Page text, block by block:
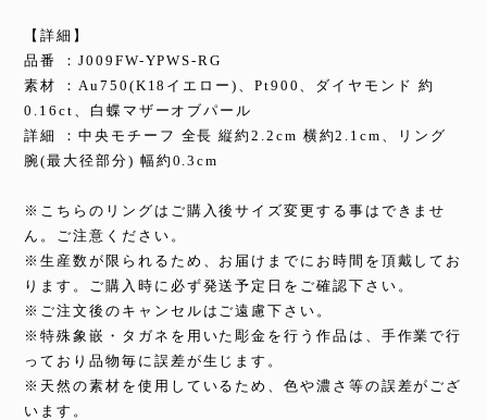
【詳細】
品番 ：J009FW-YPWS-RG
素材 ：Au750(K18イエロー)、Pt900、ダイヤモンド 約
0.16ct、白蝶マザーオブパール
詳細 ：中央モチーフ 全長 縦約2.2cm 横約2.1cm、リング
腕(最大径部分) 幅約0.3cm
※こちらのリングはご購入後サイズ変更する事はできませ
ん。ご注意ください。
※生産数が限られるため、お届けまでにお時間を頂戴してお
ります。ご購入時に必ず発送予定日をご確認下さい。
※ご注文後のキャンセルはご遠慮下さい。
※特殊象嵌・タガネを用いた彫金を行う作品は、手作業で行
っており品物毎に誤差が生じます。
※天然の素材を使用しているため、色や濃さ等の誤差がござ
います。